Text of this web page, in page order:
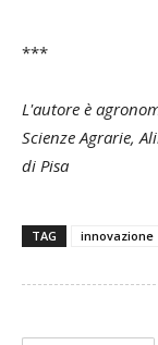
***
L'autore è
Scienze Agrarie,
di Pisa
TAG innovazione